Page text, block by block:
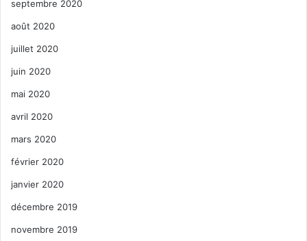
septembre 2020
août 2020
juillet 2020
juin 2020
mai 2020
avril 2020
mars 2020
février 2020
janvier 2020
décembre 2019
novembre 2019